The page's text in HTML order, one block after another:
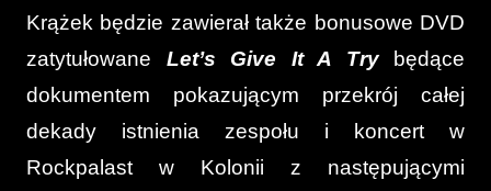
Krążek będzie zawierał także bonusowe DVD
zatytułowane Let’s Give It A Try
będące
dokumentem pokazującym przekrój całej
dekady istnienia zespołu i koncert w
Rockpalast w Kolonii z następującymi